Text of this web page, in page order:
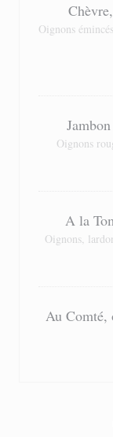
Oignons
Oignons
A la
Oignons,
Au Comté,